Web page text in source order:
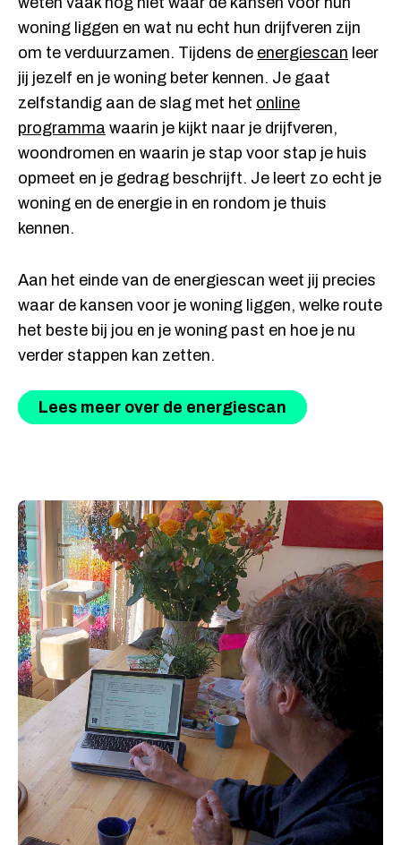
woning liggen en wat nu echt hun drijfveren zijn
om te verduurzamen. Tijdens de energiescan leer
jij jezelf en je woning beter kennen. Je gaat
zelfstandig aan de slag met het online
programma waarin je kijkt naar je drijfveren,
woondromen en waarin je stap voor stap je huis
opmeet en je gedrag beschrijft. Je leert zo echt je
woning en de energie in en rondom je thuis
kennen.
Aan het einde van de energiescan weet jij precies
waar de kansen voor je woning liggen, welke route
het beste bij jou en je woning past en hoe je nu
verder stappen kan zetten.
Lees meer over de energiescan